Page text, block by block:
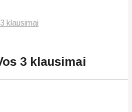
klausimai
3 klausimai